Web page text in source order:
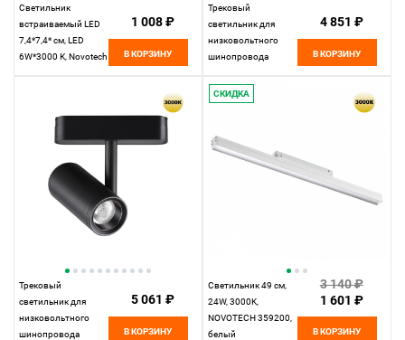
Светильник
встраиваемый LED
7,4*7,4* см, LED
6W*3000 К, Novotech
1 008 ₽
В КОРЗИНУ
Трековый
светильник для
низковольтного
шинопровода
15W*3000 К,
Novotech Shino Smal,
4 851 ₽
В КОРЗИНУ
Трековый
светильник для
низковольтного
шинопровода
5 061 ₽
В КОРЗИНУ
СКИДКА
Светильник 49 см,
24W, 3000K,
NOVOTECH 359200,
белый
3 140 ₽
1 601 ₽
В КОРЗИНУ